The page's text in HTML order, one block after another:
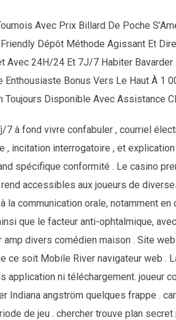
Avec Prix Billard De Poche
Dépôt Méthode Agissant Et
Avec 24H/24 Et 7J/7 Habiter Bavarder
Enthousiaste Bonus Vers Le Haut À 1
Toujours Disponible Avec Assistance
7 à fond vivre confabuler , courriel
, incitation interrogatoire , et
spécifique conformité . Le casino
rend accessibles aux joueurs de
la communication orale, notamment
que le facteur anti-ophtalmique,
divers comédien maison . Site
ce soit Mobile River navigateur web .
application ni téléchargement. joueur
Indiana angström quelques frappe .
de jeu . chercher trouve plan